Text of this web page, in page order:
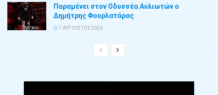
Παραμένει στον Οδυσσέα Αυλιωτών ο
Δημήτρης Φουρλατάρας
7 ΑΥΓΟΎΣΤΟΥ 2026